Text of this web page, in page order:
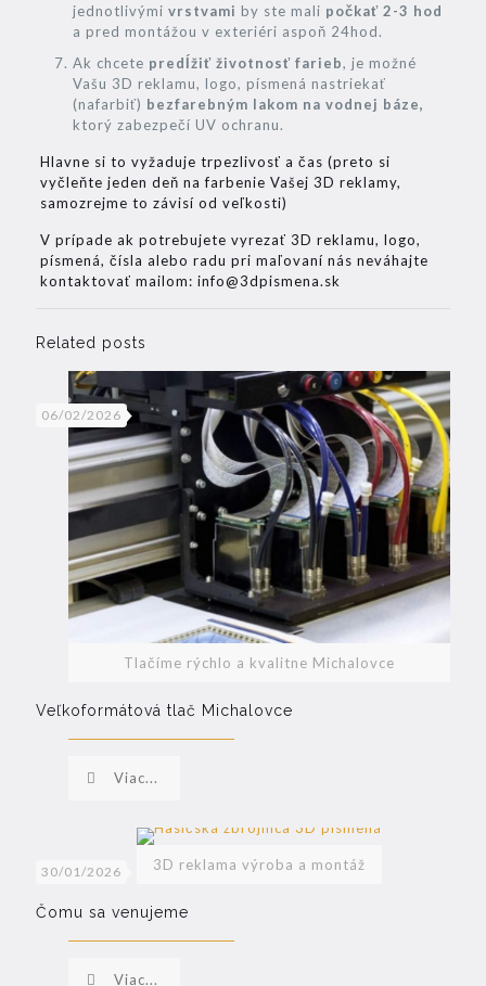
jednotlivými vrstvami by ste mali počkať 2-3 hod
a pred montážou v exteriéri aspoň 24hod.
Ak chcete predĺžiť životnosť farieb, je možné
Vašu 3D reklamu, logo, písmená nastriekať
(nafarbiť) bezfarebným lakom na vodnej báze,
ktorý zabezpečí UV ochranu.
Hlavne si to vyžaduje trpezlivosť a čas (preto si
vyčleňte jeden deň na farbenie Vašej 3D reklamy,
samozrejme to závisí od veľkosti)
V prípade ak potrebujete vyrezať 3D reklamu, logo,
písmená, čísla alebo radu pri maľovaní nás neváhajte
kontaktovať mailom: info@3dpismena.sk
Related posts
Tlačíme rýchlo a kvalitne Michalovce
06/02/2026
Veľkoformátová tlač Michalovce
Viac...
3D reklama výroba a montáž
30/01/2026
Čomu sa venujeme
Viac...